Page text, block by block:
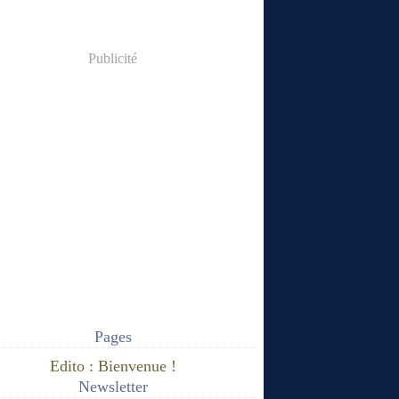
Publicité
Pages
Edito : Bienvenue !
Newsletter